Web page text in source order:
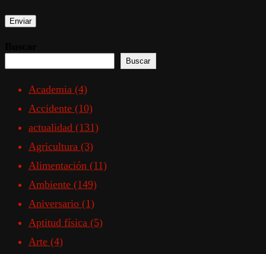
Buscar
Academia (4)
Accidente (10)
actualidad (131)
Agricultura (3)
Alimentación (11)
Ambiente (149)
Aniversario (1)
Aptitud física (5)
Arte (4)